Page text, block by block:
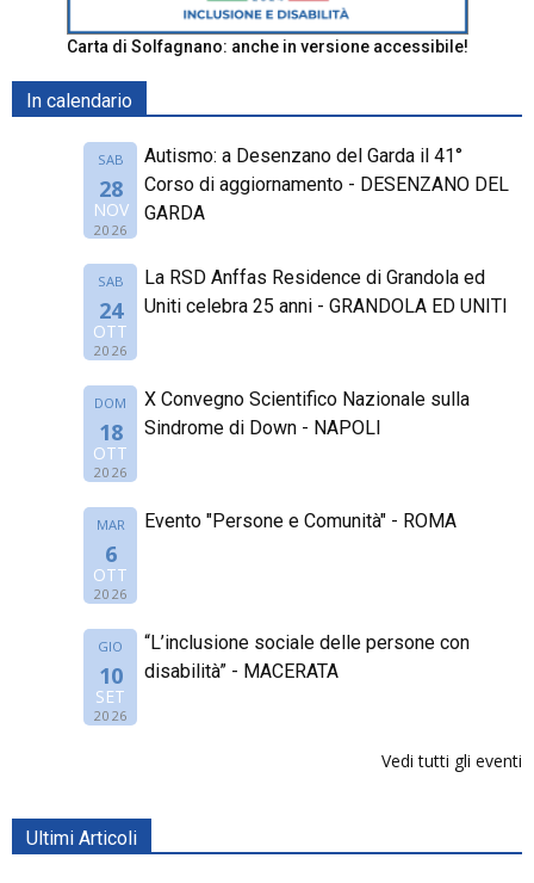
Carta di Solfagnano: anche in versione accessibile!
In calendario
SAB
28
NOV
2026
Autismo: a Desenzano del Garda il 41°
Corso di aggiornamento - DESENZANO DEL
GARDA
SAB
24
OTT
2026
La RSD Anffas Residence di Grandola ed
Uniti celebra 25 anni - GRANDOLA ED UNITI
DOM
18
OTT
2026
X Convegno Scientifico Nazionale sulla
Sindrome di Down - NAPOLI
MAR
6
OTT
2026
Evento "Persone e Comunità" - ROMA
GIO
10
SET
2026
“L’inclusione sociale delle persone con
disabilità” - MACERATA
Vedi tutti gli eventi
Ultimi Articoli